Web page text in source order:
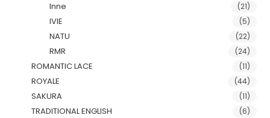
Inne (21)
IVIE (5)
NATU (22)
RMR (24)
ROMANTIC LACE (11)
ROYALE (44)
SAKURA (11)
TRADITIONAL ENGLISH (6)